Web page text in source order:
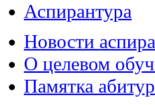
Аспирантура
Новости
О целевом
Памятка